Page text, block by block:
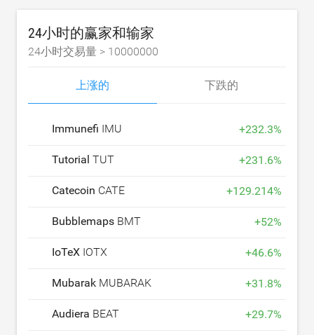
24小时的赢家和输家
24小时交易量 > 10000000
上涨的 下跌的
Immunefi IMU +232.3%
Tutorial TUT +231.6%
Catecoin CATE +129.214%
Bubblemaps BMT +52%
IoTeX IOTX +46.6%
Mubarak MUBARAK +31.8%
Audiera BEAT +29.7%